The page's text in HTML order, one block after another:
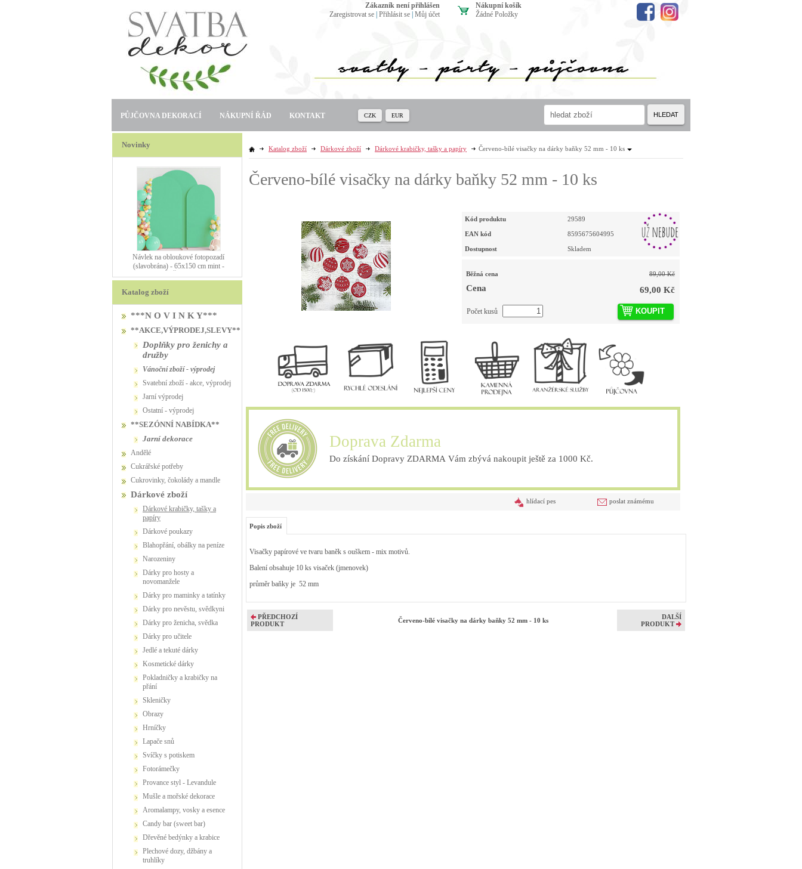
Novinky
Návlek na obloukové fotopozadí
(slavobrána) - 65x150 cm mint -
PŮJČOVNA
Katalog zboží
***N O V I N K Y***
**AKCE,VÝPRODEJ,SLEVY**
Doplňky pro ženichy a
družby
vánoční zboží - výprodej
svatební zboží - akce, výprodej
jarní výprodej
ostatní - výprodej
**SEZÓNNÍ NABÍDKA**
jarní dekorace
Andělé
Cukrářské potřeby
Cukrovinky, čokolády a mandle
Dárkové zboží
Dárkové krabičky, tašky a
papíry
Dárkové poukazy
Blahopřání, obálky na peníze
Narozeniny
Dárky pro hosty a
novomanžele
Dárky pro maminky a tatínky
Dárky pro nevěstu, svědkyni
Dárky pro ženicha, svědka
Dárky pro učitele
Jedlé a tekuté dárky
Kosmetické dárky
Pokladničky a krabičky na
přání
Skleničky
Obrazy
Hrníčky
Lapače snů
Svíčky s potiskem
Fotorámečky
Provance styl - Levandule
Mušle a mořské dekorace
Aromalampy, vosky a esence
Candy bar (sweet bar)
Dřevěné bedýnky a krabice
Plechové dozy, džbány a
truhlíky
Katalog zboží Dárkové zboží Dárkové krabičky, tašky a papíry Červeno-bílé visačky na dárky baňky 52 mm - 10 ks
Červeno-bílé visačky na dárky baňky 52 mm - 10 ks
Kód produktu 29589
EAN kód 8595675604995
Dostupnost Skladem
Běžná cena 89,00 Kč
Cena 69,00 Kč
KOUPIT
Počet kusů
Doprava Zdarma
Do získání Dopravy ZDARMA Vám zbývá nakoupit ještě za 1000 Kč.
poslat známému
hlídací pes
Popis zboží
Visačky papírové ve tvaru baněk s ouškem - mix motivů.
Balení obsahuje 10 ks visaček (jmenovek)
průměr baňky je 52 mm
PŘEDCHOZÍ
PRODUKT
Červeno-bílé visačky na dárky baňky 52 mm - 10 ks
DALŠÍ
PRODUKT
Nákupní košík
Žádné Položky
zákazník není přihlášen
Zaregistrovat se Přihlásit se Můj účet
PŮJČOVNA DEKORACÍ NÁKUPNÍ ŘÁD KONTAKT CZK EUR HLEDAT